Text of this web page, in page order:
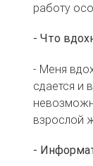
работу
- Что
- Меня
сдается и
взрослой
-